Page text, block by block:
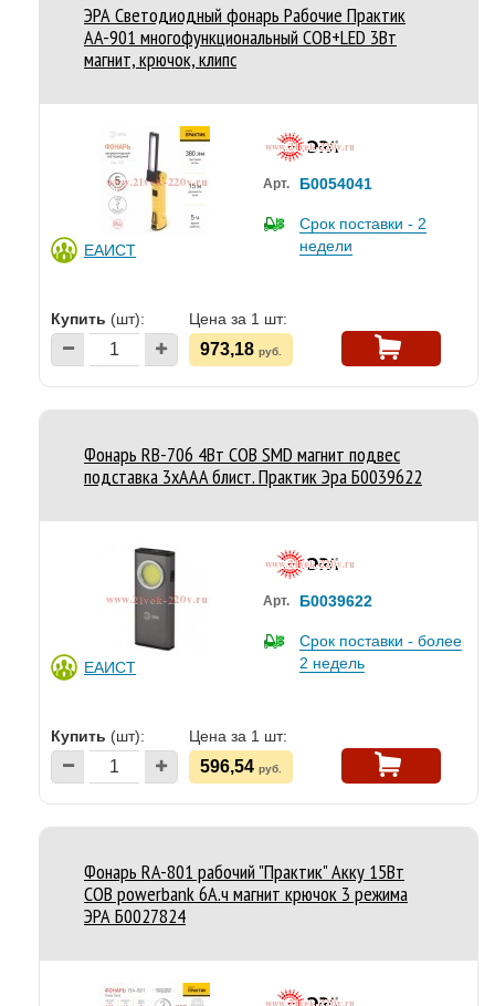
ЭРА Светодиодный фонарь Рабочие Практик
AA-901 многофункциональный СОВ+LED 3Вт
магнит, крючок, клипс
ЕАИСТ
Арт. Б0054041
Срок поставки - 2
недели
Купить (шт): Цена за 1 шт:
973,18 руб.
Фонарь RB-706 4Вт COB SMD магнит подвес
подставка 3хAAA блист. Практик Эра Б0039622
ЕАИСТ
Арт. Б0039622
Срок поставки - более
2 недель
Купить (шт): Цена за 1 шт:
596,54 руб.
Фонарь RA-801 рабочий "Практик" Акку 15Вт
COB powerbank 6А.ч магнит крючок 3 режима
ЭРА Б0027824